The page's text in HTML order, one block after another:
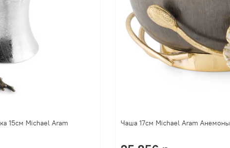
15см Michael Aram
Чаша 17см Michael Aram Анемоны